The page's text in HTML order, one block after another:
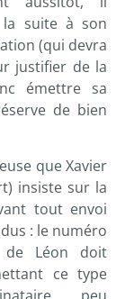
suite à son
(qui devra
justifier de la
émettre sa
de bien
que Xavier
insiste sur la
tout envoi
: le numéro
de Léon doit
ce type